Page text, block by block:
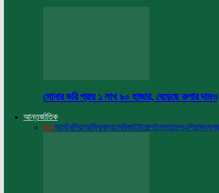
সোনার ভরি প্রায় ১ লাখ ৯০ হাজার, বেড়েছে রুপার দামও
আন্তর্জাতিক
Allঅস্ট্রেলিয়াআফ্রিকাআমেরিকাইউরোপউপমহাদেশএশিয়া